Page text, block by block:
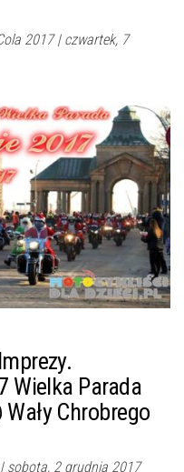
2017 | czwartek, 7
Wielka Parada
Chrobrego
sobota, 2 grudnia 2017